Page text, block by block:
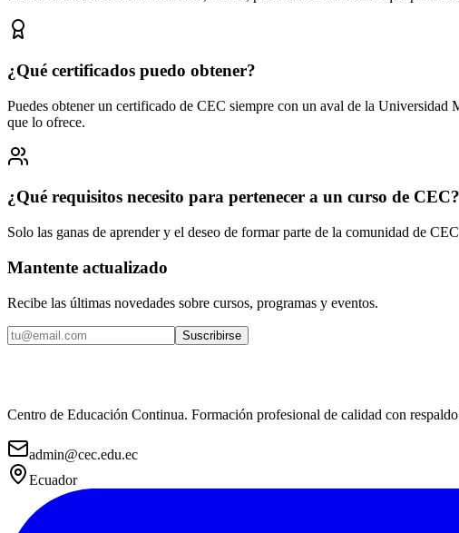
¿Qué certificados puedo obtener?
Puedes obtener un certificado de CEC siempre con un aval de la
que lo ofrece.
¿Qué requisitos necesito para pertenecer a un curso de CEC?
Solo las ganas de aprender y el deseo de formar parte de la comunidad de
Mantente actualizado
Recibe las últimas novedades sobre cursos, programas y eventos.
Suscribirse
Centro de Educación Continua. Formación profesional de calidad con
admin@cec.edu.ec
Ecuador